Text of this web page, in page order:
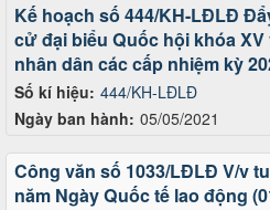
Số kí hiệu: 444/KH-LĐLĐ
Ngày ban hành: 05/05/2021
Kế hoạch số 444/KH-LĐLĐ
cử đại biểu Quốc hội khóa
nhân dân các cấp nhiệm kỳ
Công văn số 1033/LĐLĐ V/v
năm Ngày Quốc tế lao động